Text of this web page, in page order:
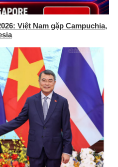
Việt Nam gặp Campuchia,